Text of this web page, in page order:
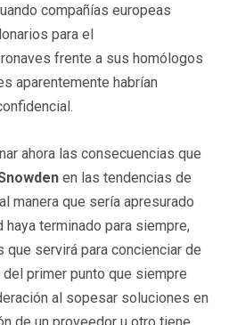
compañías europeas
para el
frente a sus homólogos
aparentemente habrían
ahora las consecuencias que
en las tendencias de
manera que sería apresurado
terminado para siempre,
servirá para concienciar de
primer punto que siempre
al sopesar soluciones en